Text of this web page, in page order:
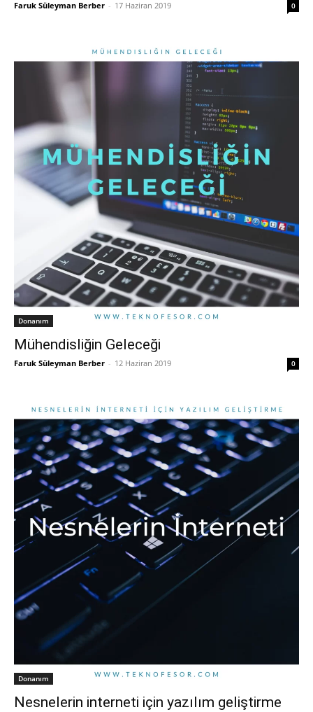
Faruk Süleyman Berber - 17 Haziran 2019 0
Donanım
Mühendisliğin Geleceği
Faruk Süleyman Berber - 12 Haziran 2019 0
Donanım
Nesnelerin interneti için yazılım geliştirme